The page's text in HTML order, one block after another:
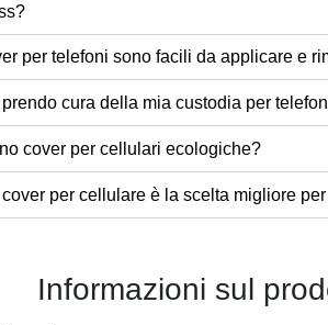
per telefoni sono facili da applicare e
cura della mia custodia per
cover per cellulari ecologiche?
per cellulare è la scelta migliore
Informazioni sul